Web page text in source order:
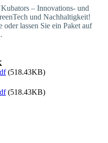
– Innovations- und
und Nachhaltigkeit!
oder lassen Sie ein Paket auf
(518.43KB)
(518.43KB)